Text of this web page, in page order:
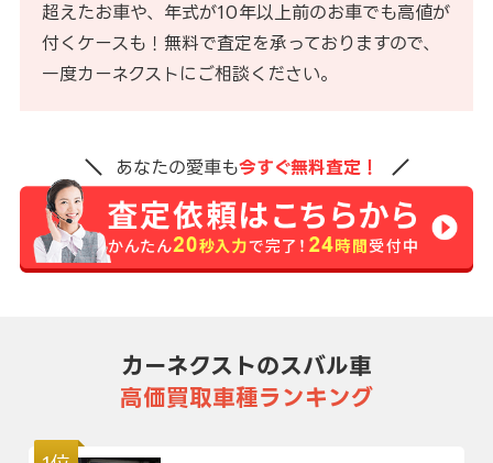
超えたお車や、年式が10年以上前のお車でも高値が
付くケースも！無料で査定を承っておりますので、
一度カーネクストにご相談ください。
あなたの愛車も今すぐ無料査定！
カーネクストのスバル車
高価買取車種ランキング